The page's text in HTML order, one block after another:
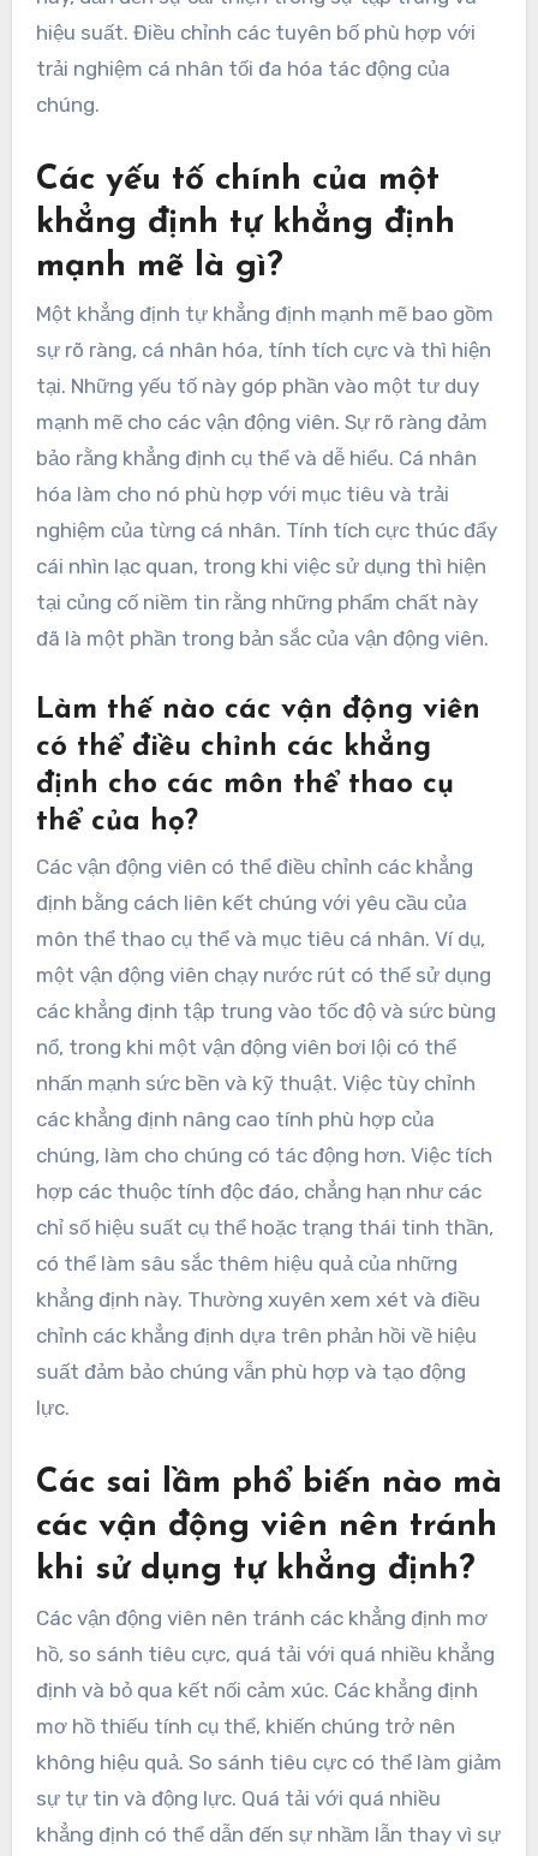
hiệu suất. Điều chỉnh các tuyên bố phù hợp với
trải nghiệm cá nhân tối đa hóa tác động của
chúng.
Các yếu tố chính của một
khẳng định tự khẳng định
mạnh mẽ là gì?
Một khẳng định tự khẳng định mạnh mẽ bao gồm
sự rõ ràng, cá nhân hóa, tính tích cực và thì hiện
tại. Những yếu tố này góp phần vào một tư duy
mạnh mẽ cho các vận động viên. Sự rõ ràng đảm
bảo rằng khẳng định cụ thể và dễ hiểu. Cá nhân
hóa làm cho nó phù hợp với mục tiêu và trải
nghiệm của từng cá nhân. Tính tích cực thúc đẩy
cái nhìn lạc quan, trong khi việc sử dụng thì hiện
tại củng cố niềm tin rằng những phẩm chất này
đã là một phần trong bản sắc của vận động viên.
Làm thế nào các vận động viên
có thể điều chỉnh các khẳng
định cho các môn thể thao cụ
thể của họ?
Các vận động viên có thể điều chỉnh các khẳng
định bằng cách liên kết chúng với yêu cầu của
môn thể thao cụ thể và mục tiêu cá nhân. Ví dụ,
một vận động viên chạy nước rút có thể sử dụng
các khẳng định tập trung vào tốc độ và sức bùng
nổ, trong khi một vận động viên bơi lội có thể
nhấn mạnh sức bền và kỹ thuật. Việc tùy chỉnh
các khẳng định nâng cao tính phù hợp của
chúng, làm cho chúng có tác động hơn. Việc tích
hợp các thuộc tính độc đáo, chẳng hạn như các
chỉ số hiệu suất cụ thể hoặc trạng thái tinh thần,
có thể làm sâu sắc thêm hiệu quả của những
khẳng định này. Thường xuyên xem xét và điều
chỉnh các khẳng định dựa trên phản hồi về hiệu
suất đảm bảo chúng vẫn phù hợp và tạo động
lực.
Các sai lầm phổ biến nào mà
các vận động viên nên tránh
khi sử dụng tự khẳng định?
Các vận động viên nên tránh các khẳng định mơ
hồ, so sánh tiêu cực, quá tải với quá nhiều khẳng
định và bỏ qua kết nối cảm xúc. Các khẳng định
mơ hồ thiếu tính cụ thể, khiến chúng trở nên
không hiệu quả. So sánh tiêu cực có thể làm giảm
sự tự tin và động lực. Quá tải với quá nhiều
khẳng định có thể dẫn đến sự nhầm lẫn thay vì sự